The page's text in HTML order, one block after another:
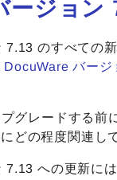
ージョン
7.13 のすべての
DocuWare バー
グレードする前
どの程度関連し
7.13 への更新に